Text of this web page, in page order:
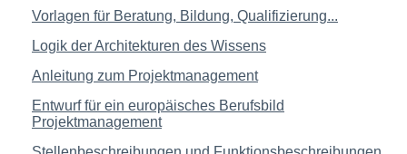
Vorlagen für Beratung, Bildung, Qualifizierung...
Logik der Architekturen des Wissens
Anleitung zum Projektmanagement
Entwurf für ein europäisches Berufsbild
Projektmanagement